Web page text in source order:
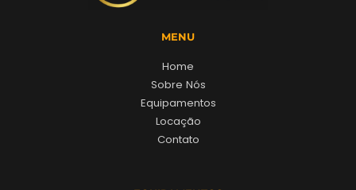
MENU
Home
Sobre Nós
Equipamentos
Locação
Contato